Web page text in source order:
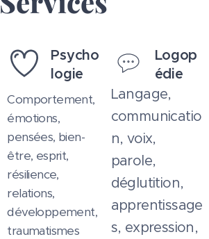
Psycho
logie
Comportement,
émotions,
pensées, bien-
être, esprit,
résilience,
relations,
développement,
traumatismes
Logop
édie
Langage,
communicatio
n, voix,
parole,
déglutition,
apprentissage
s, expression,